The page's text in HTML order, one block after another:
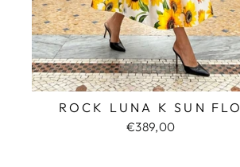
ROCK LUNA K SUN FLO
€389,00